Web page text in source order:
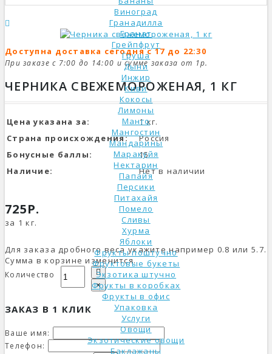
Виноград
Гранадилла
Гранат
Грейпфрут
Груша
Дыни
Инжир
Киви
Кокосы
Лимоны
Манго
Мангостин
Мандарины
Маракуйя
Нектарин
Папайя
Персики
Питахайя
Помело
Сливы
Хурма
Яблоки
Фрукты поштучно
Фруктовые букеты
Экзотика штучно
Фрукты в коробках
Фрукты в офис
Упаковка
Услуги
Овощи
Экзотические овощи
Баклажаны
Доступна доставка сегодня с 17 до 22:30
При заказе с 7:00 до 14:00 и сумме заказа от 1р.
ЧЕРНИКА СВЕЖЕМОРОЖЕНАЯ, 1 КГ
Цена указана за:
1 кг.
Страна происхождения:
Россия
Бонусные баллы:
15
Наличие:
Нет в наличии
725Р.
за 1 кг.
Для заказа дробного веса укажите например 0.8 или 5.7.
Сумма в корзине изменится.
Количество
×
ЗАКАЗ В 1 КЛИК
Ваше имя:
Телефон: